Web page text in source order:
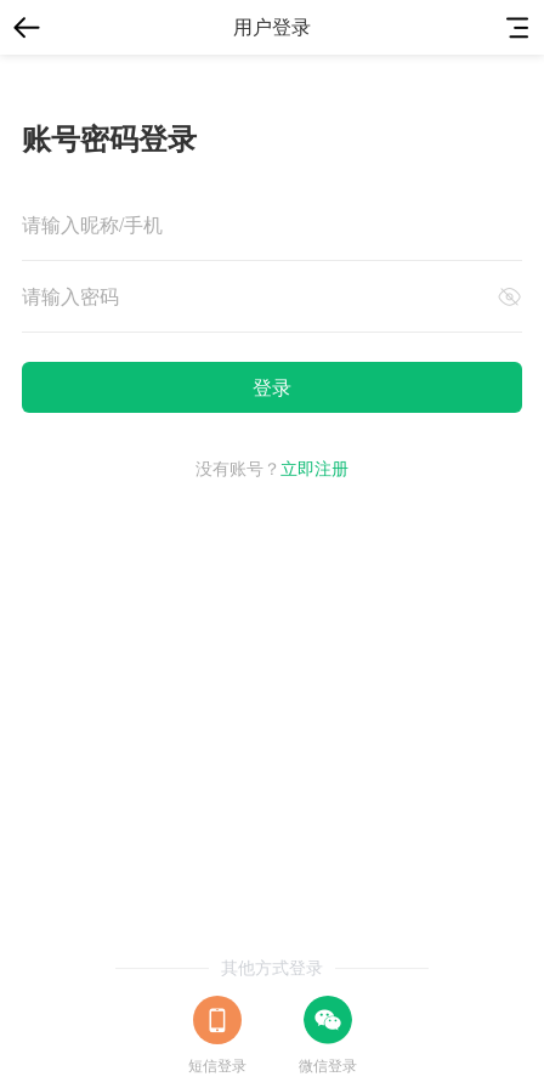
用户登录
账号密码登录
没有账号？ 立即注册
其他方式登录
短信登录 微信登录